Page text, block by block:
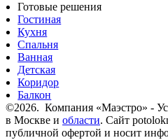
Готовые решения
Гостиная
Кухня
Спальня
Ванная
Детская
Коридор
Балкон
©2026. Компания «Маэстро» -
в Москве и области. Сайт
публичной офертой и носит